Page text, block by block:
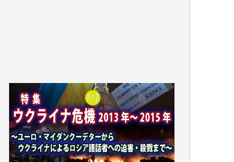
お役立てください。（H.O.様）
今日、僅かですがカンパしました。（T.M.
様）
今日、僅かですがカンパしました。IWJの危